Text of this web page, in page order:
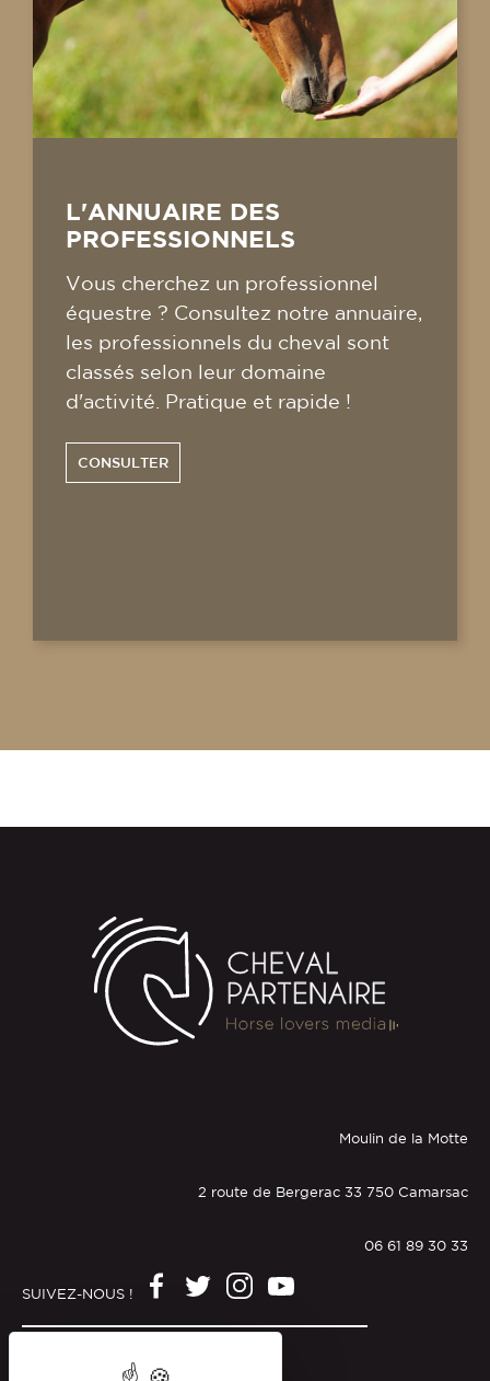
L'ANNUAIRE DES
PROFESSIONNELS
Vous cherchez un professionnel
équestre ? Consultez notre annuaire,
les professionnels du cheval sont
classés selon leur domaine
d'activité. Pratique et rapide !
CONSULTER
Moulin de la Motte
2 route de Bergerac 33 750 Camarsac
06 61 89 30 33
SUIVEZ-NOUS !